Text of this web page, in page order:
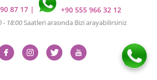
87 17 | +90 555 966 32 12
- 18:00 Saatleri arasında Bizi arayabilirsiniz